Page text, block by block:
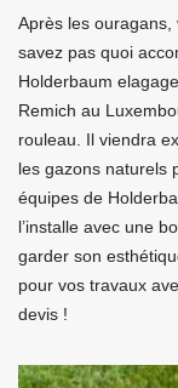
Après les
savez pas quoi
Holderbaum
Remich au
rouleau. Il viendra
les gazons naturels
équipes de
l’installe avec une
garder son
pour vos travaux
devis !